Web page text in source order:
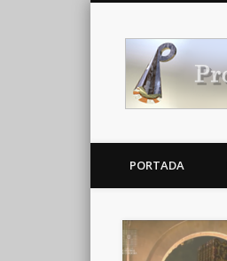
Noticias Cofrades
PORTADA